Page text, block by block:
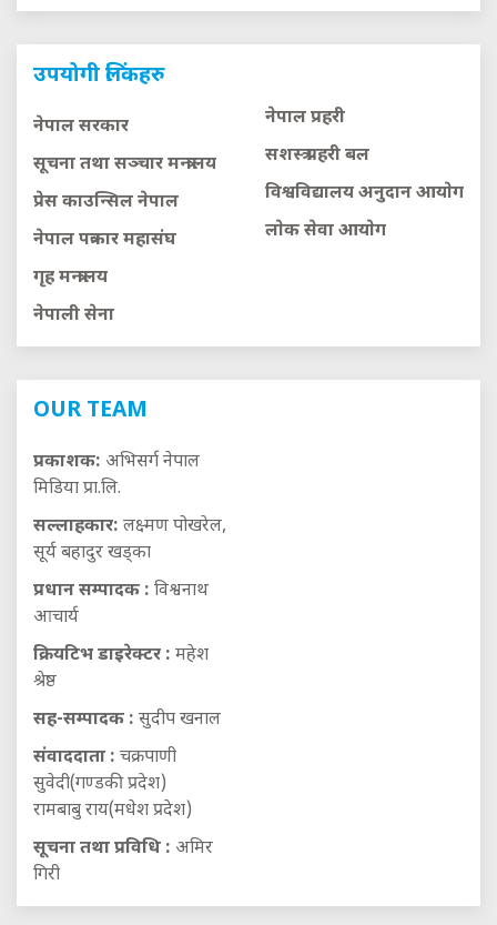
उपयोगी लिंकहरु
नेपाल सरकार
सूचना तथा सञ्चार मन्त्रालय
प्रेस काउन्सिल नेपाल
नेपाल पत्रकार महासंघ
गृह मन्त्रालय
नेपाली सेना
नेपाल प्रहरी
सशस्त्र प्रहरी बल
विश्वविद्यालय अनुदान आयाेग
लाेक सेवा आयाेग
OUR TEAM
प्रकाशक: अभिसर्ग नेपाल
मिडिया प्रा.लि.
सल्लाहकार: लक्ष्मण पोखरेल,
सूर्य बहादुर खड्का
प्रधान सम्पादक : विश्वनाथ
आचार्य
क्रियटिभ डाइरेक्टर : महेश
श्रेष्ठ
सह-सम्पादक : सुदीप खनाल
संवाददाता : चक्रपाणी
सुवेदी(गण्डकी प्रदेश)
रामबाबु राय(मधेश प्रदेश)
सूचना तथा प्रविधि : अमिर
गिरी